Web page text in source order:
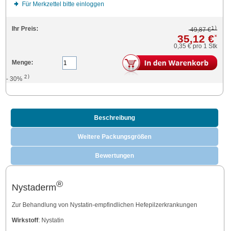
Für Merkzettel bitte einloggen
Ihr Preis: 49,87 €1)
35,12 €*
0,35 €pro 1 Stk
Menge:
- 30%2)
Beschreibung
Weitere Packungsgrößen
Bewertungen
Nystaderm®
Zur Behandlung von Nystatin-empfindlichen Hefepilzerkrankungen
Wirkstoff: Nystatin